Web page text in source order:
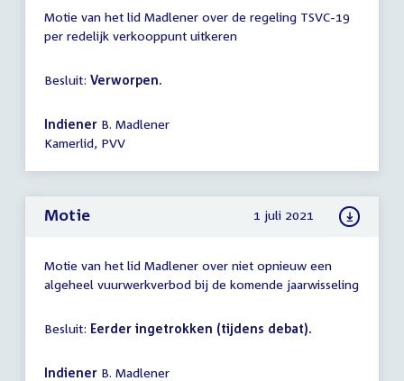
Motie van het lid Madlener over de regeling TSVC-19
per redelijk verkooppunt uitkeren
Besluit: Verworpen.
Indiener B. Madlener
Kamerlid, PVV
Motie 1 juli 2021
Motie van het lid Madlener over niet opnieuw een
algeheel vuurwerkverbod bij de komende jaarwisseling
Besluit: Eerder ingetrokken (tijdens debat).
Indiener B. Madlener